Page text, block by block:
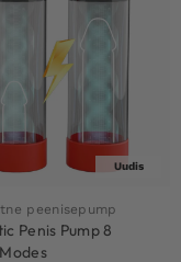
Uudis
peenisepump
Penis Pump 8